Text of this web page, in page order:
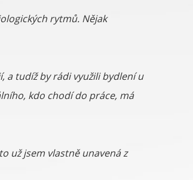
rytmů. Nějak
a tudíž by rádi využili bydlení u
kdo chodí do práce, má
už jsem vlastně unavená z